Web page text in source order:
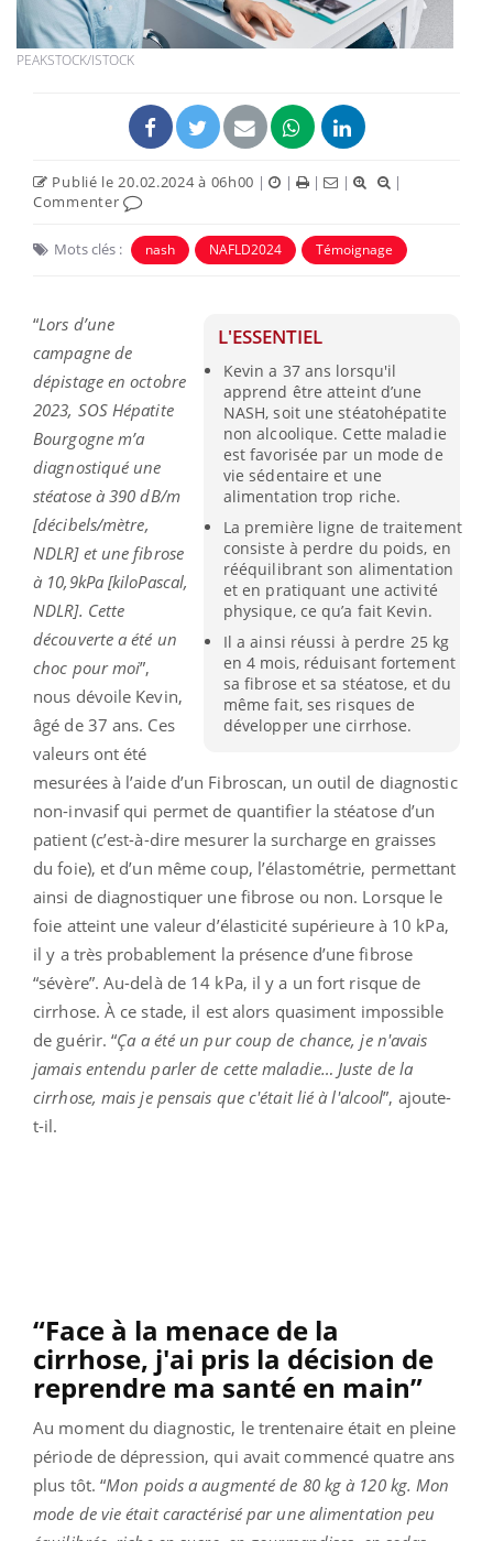
PEAKSTOCK/ISTOCK
Publié le 20.02.2024 à 06h00 | | | |
|
Commenter
Mots clés : nash NAFLD2024 Témoignage
L'ESSENTIEL
Kevin a 37 ans lorsqu'il
apprend être atteint d’une
NASH, soit une stéatohépatite
non alcoolique. Cette maladie
est favorisée par un mode de
vie sédentaire et une
alimentation trop riche.
La première ligne de traitement
consiste à perdre du poids, en
rééquilibrant son alimentation
et en pratiquant une activité
physique, ce qu’a fait Kevin.
Il a ainsi réussi à perdre 25 kg
en 4 mois, réduisant fortement
sa fibrose et sa stéatose, et du
même fait, ses risques de
développer une cirrhose.
“Lors d’une
campagne de
dépistage en octobre
2023, SOS Hépatite
Bourgogne m’a
diagnostiqué une
stéatose à 390 dB/m
[décibels/mètre,
NDLR] et une fibrose
à 10,9kPa [kiloPascal,
NDLR]. Cette
découverte a été un
choc pour moi”,
nous dévoile Kevin,
âgé de 37 ans. Ces
valeurs ont été
mesurées à l’aide d’un Fibroscan, un outil de diagnostic
non-invasif qui permet de quantifier la stéatose d’un
patient (c’est-à-dire mesurer la surcharge en graisses
du foie), et d’un même coup, l’élastométrie, permettant
ainsi de diagnostiquer une fibrose ou non. Lorsque le
foie atteint une valeur d’élasticité supérieure à 10 kPa,
il y a très probablement la présence d’une fibrose
“sévère”. Au-delà de 14 kPa, il y a un fort risque de
cirrhose. À ce stade, il est alors quasiment impossible
de guérir. “Ça a été un pur coup de chance, je n'avais
jamais entendu parler de cette maladie… Juste de la
cirrhose, mais je pensais que c'était lié à l'alcool”, ajoute-
t-il.
“Face à la menace de la
cirrhose, j'ai pris la décision de
reprendre ma santé en main”
Au moment du diagnostic, le trentenaire était en pleine
période de dépression, qui avait commencé quatre ans
plus tôt. “Mon poids a augmenté de 80 kg à 120 kg. Mon
mode de vie était caractérisé par une alimentation peu